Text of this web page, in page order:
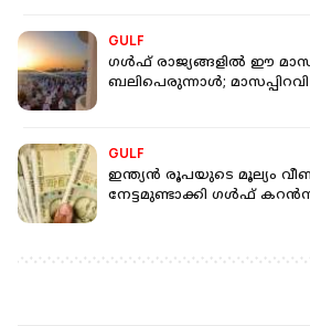
GULF
ഗൾഫ് രാജ്യങ്ങളിൽ ഈ
ബലിപെരുന്നാൾ;
GULF
ഇന്ത്യൻ രൂപയുടെ മൂല്യം
നേട്ടമുണ്ടാക്കി ​ഗൾഫ്